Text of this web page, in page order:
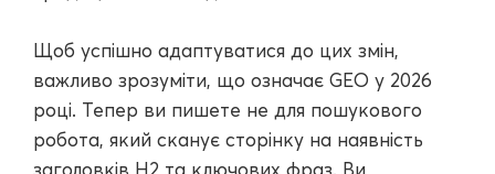
Щоб успішно адаптуватися до цих змін,
важливо зрозуміти, що означає GEO у 2026
році. Тепер ви пишете не для пошукового
робота, який сканує сторінку на наявність
заголовків H2 та ключових фраз. Ви